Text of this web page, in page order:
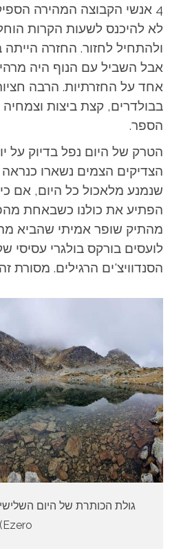
4 אנשי הקבוצה המהירה
לא להיכנס לשעות הקרות
ולהתחיל לחזור. החזרה
אבל השביל עם הנוף היה
אחד על החזרתיות. הרבה
בבולדרים, קצת ביצות
הספר.
הטרק של היום נפל בדיוק על
הצדיקים הצמים נשארו כנראה
שנמנע מלאכול כל היום, אם
הפתיע את כולנו כשבאחת
מהתיק שופר אמיתי שהביא
לועסים בורקס בולגרי עסיסי
הסנדוויצ'ים הרגילים. מסורת
Ezero)